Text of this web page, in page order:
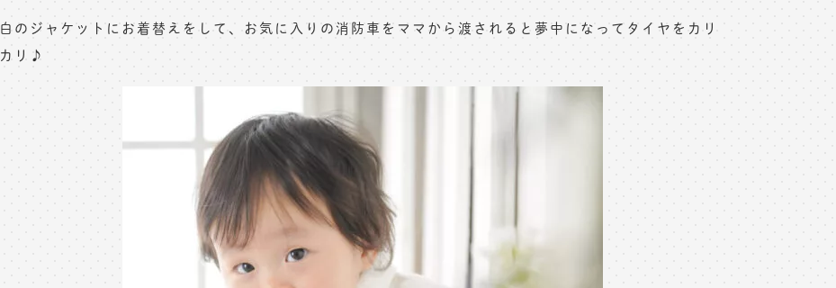
白のジャケットにお着替えをして、お気に入りの消防車をママから渡されると夢中になってタイヤをカリ
カリ♪